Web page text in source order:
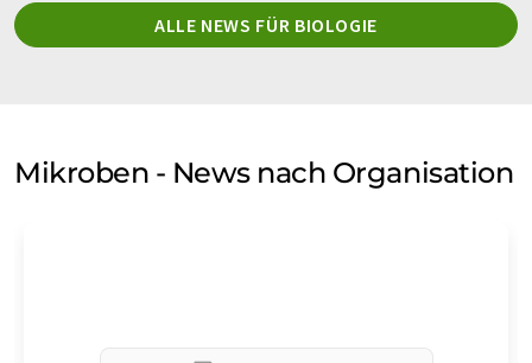
ALLE NEWS FÜR BIOLOGIE
Mikroben - News nach Organisation